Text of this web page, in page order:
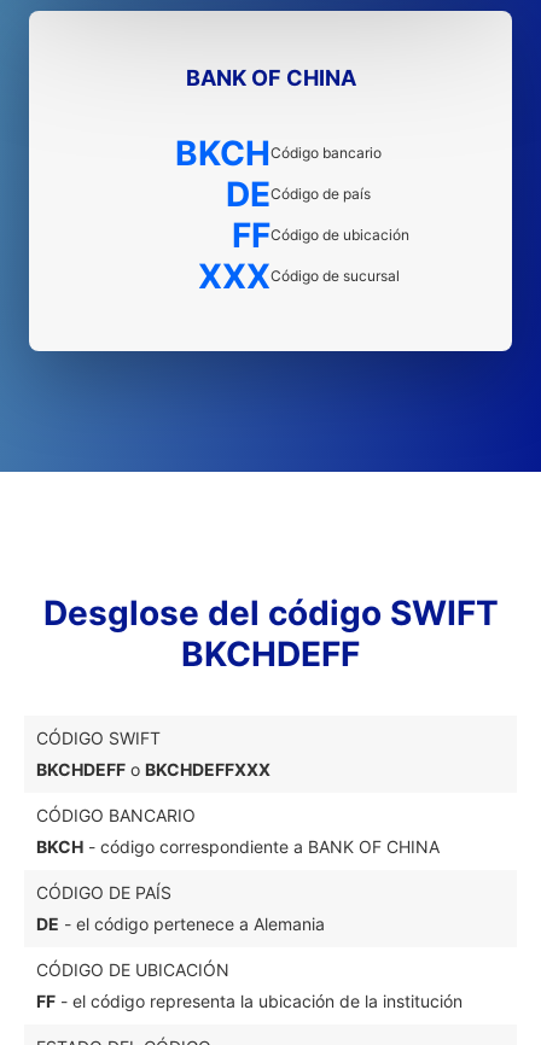
BANK OF CHINA
BKCHCódigo bancario
DECódigo de país
FFCódigo de ubicación
XXXCódigo de sucursal
Desglose del código SWIFT
BKCHDEFF
CÓDIGO SWIFT
BKCHDEFF o BKCHDEFFXXX
CÓDIGO BANCARIO
BKCH - código correspondiente a BANK OF CHINA
CÓDIGO DE PAÍS
DE - el código pertenece a Alemania
CÓDIGO DE UBICACIÓN
FF - el código representa la ubicación de la institución